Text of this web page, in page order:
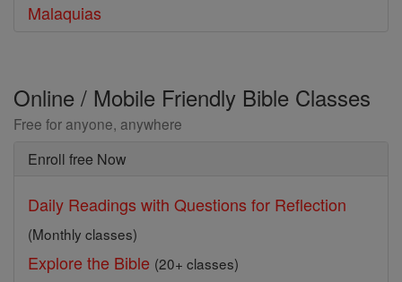
Malaquias
Online / Mobile Friendly Bible Classes
Free for anyone, anywhere
Enroll free Now
Daily Readings with Questions for Reflection
(Monthly classes)
Explore the Bible (20+ classes)